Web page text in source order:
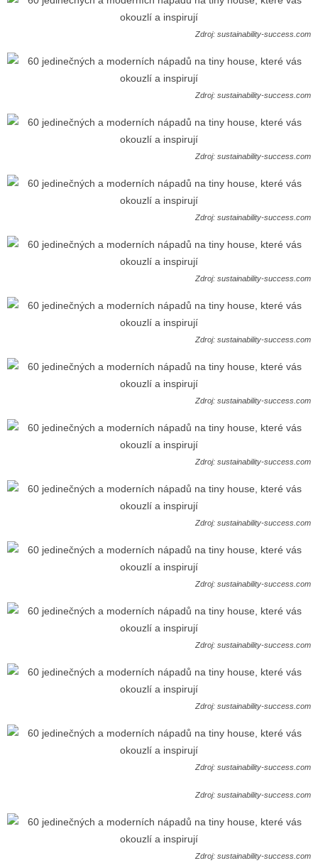
Zdroj: sustainability-success.com
Zdroj: sustainability-success.com
Zdroj: sustainability-success.com
Zdroj: sustainability-success.com
Zdroj: sustainability-success.com
Zdroj: sustainability-success.com
Zdroj: sustainability-success.com
Zdroj: sustainability-success.com
Zdroj: sustainability-success.com
Zdroj: sustainability-success.com
Zdroj: sustainability-success.com
Zdroj: sustainability-success.com
Zdroj: sustainability-success.com
Zdroj: sustainability-success.com
Zdroj: sustainability-success.com